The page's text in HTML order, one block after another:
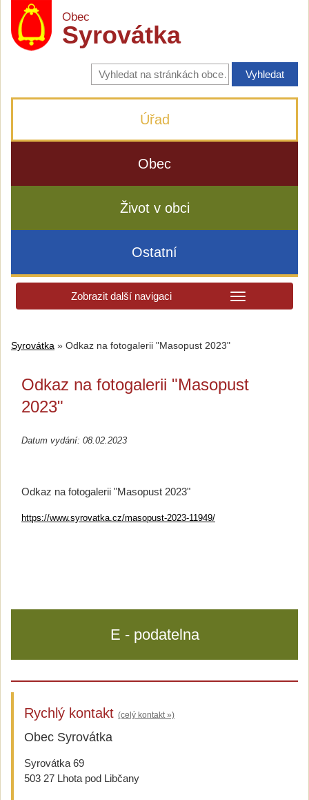
Obec
Syrovátka
Vyhledávání
na
stránkách
Úřad
Obec
Život v obci
Ostatní
Zobrazit další navigaci
Syrovátka » Odkaz na fotogalerii "Masopust 2023"
Odkaz na fotogalerii "Masopust
2023"
Datum vydání: 08.02.2023
Odkaz na fotogalerii "Masopust 2023"
https://www.syrovatka.cz/masopust-2023-11949/
E - podatelna
Rychlý kontakt (celý kontakt »)
Obec Syrovátka
Syrovátka 69
503 27 Lhota pod Libčany